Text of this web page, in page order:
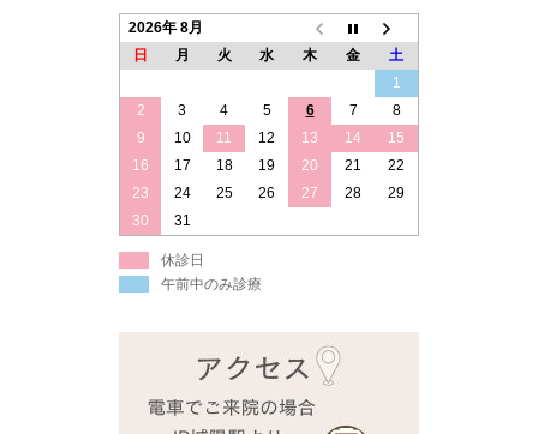
2026年 8月
日
月 火 水 木 金
土
1
2
3 4 5 6 7
8
9
10 11 12 13 14
15
16
17 18 19 20 21
22
23
24 25 26 27 28
29
30
31
休診日
午前中のみ診療